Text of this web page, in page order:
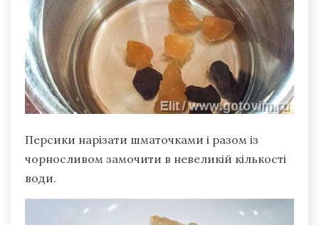
Персики нарізати шматочками і разом із
чорносливом замочити в невеликій кількості
води.